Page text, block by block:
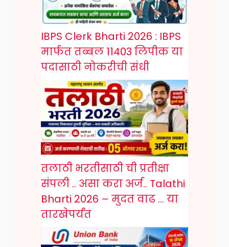
IBPS Clerk Bharti 2026 : IBPS
मार्फत तब्बल 11403 लिपीक या
पदासाठी नोकरीची संधी
तलाठी भरतीसाठी ची प्रतीक्षा
संपली .. असा करा अर्ज.. Talathi
Bharti 2026 – मुदत वाढ … या
तारखेपर्यंत